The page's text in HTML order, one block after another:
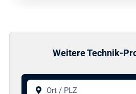
Weitere Technik-
Ort / PLZ